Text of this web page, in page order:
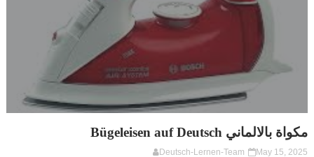
مكواة بالالماني Bügeleisen auf Deutsch
Deutsch-Lernen-Team May 15, 2025